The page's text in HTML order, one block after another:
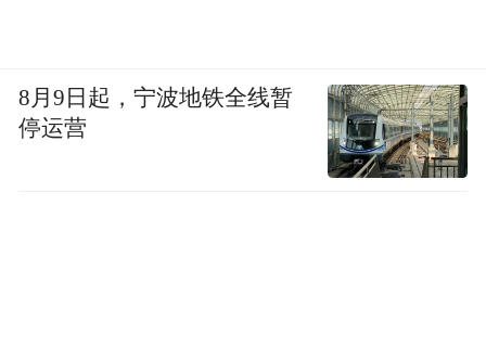
8月9日起，宁波地铁全线暂
停运营